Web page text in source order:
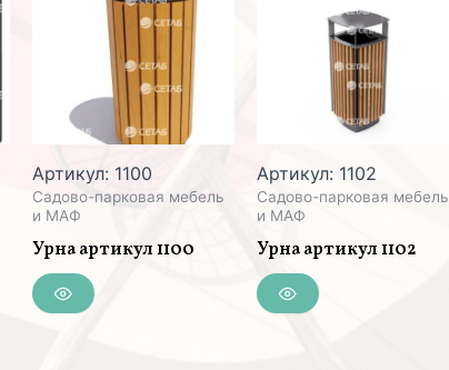
Артикул: 1100
Садово-парковая мебель
и МАФ
Урна артикул 1100
Артикул: 1102
Садово-парковая мебель
и МАФ
Урна артикул 1102